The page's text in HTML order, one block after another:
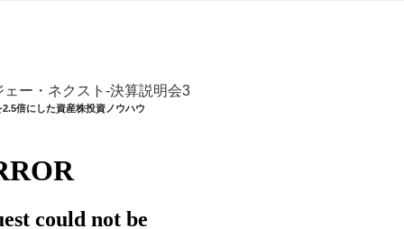
ー・ネクスト-決算説明会3
倍にした資産株投資ノウハウ